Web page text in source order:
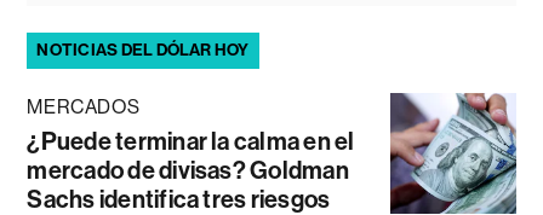
NOTICIAS DEL DÓLAR HOY
MERCADOS
¿Puede terminar la calma en el
mercado de divisas? Goldman
Sachs identifica tres riesgos